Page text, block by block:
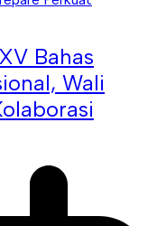
Bahas
Wali